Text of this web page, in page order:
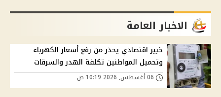
الاخبار العامة
خبير اقتصادي يحذر من رفع أسعار الكهرباء
وتحميل المواطنين تكلفة الهدر والسرقات